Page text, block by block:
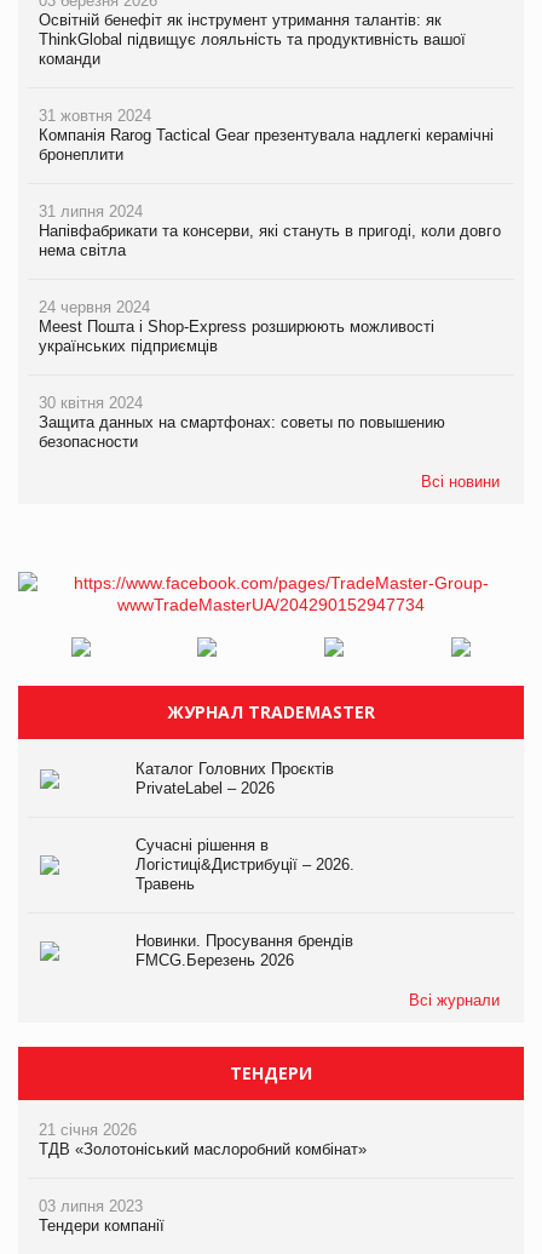
Освітній бенефіт як інструмент утримання талантів: як
ThinkGlobal підвищує лояльність та продуктивність вашої
команди
31 жовтня 2024
Компанія Rarog Tactical Gear презентувала надлегкі керамічні
бронеплити
31 липня 2024
Напівфабрикати та консерви, які стануть в пригоді, коли довго
нема світла
24 червня 2024
Meest Пошта і Shop-Express розширюють можливості
українських підприємців
30 квітня 2024
Защита данных на смартфонах: советы по повышению
безопасности
Всі новини
ЖУРНАЛ TRADEMASTER
Каталог Головних Проєктів
PrivateLabel – 2026
Сучасні рішення в
Логістиці&Дистрибуції – 2026.
Травень
Новинки. Просування брендів
FMCG.Березень 2026
Всі журнали
ТЕНДЕРИ
21 січня 2026
ТДВ «Золотоніський маслоробний комбінат»
03 липня 2023
Тендери компанії